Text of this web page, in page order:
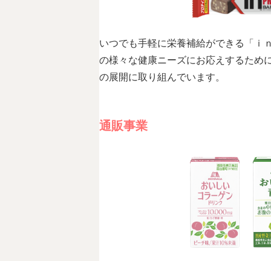
いつでも手軽に栄養補給ができる「ｉ
の様々な健康ニーズにお応えするため
の展開に取り組んでいます。
通販事業